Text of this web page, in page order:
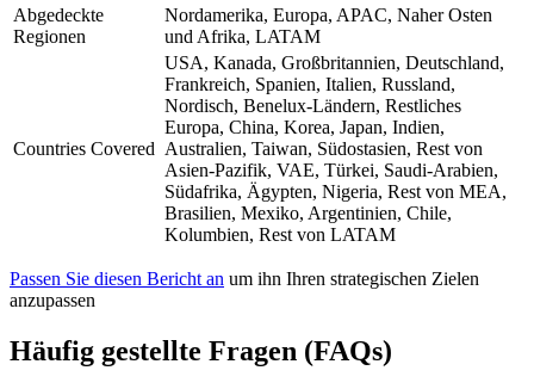
Abgedeckte
Regionen
Nordamerika, Europa, APAC, Naher Osten
und Afrika, LATAM
Countries Covered
USA, Kanada, Großbritannien, Deutschland,
Frankreich, Spanien, Italien, Russland,
Nordisch, Benelux-Ländern, Restliches
Europa, China, Korea, Japan, Indien,
Australien, Taiwan, Südostasien, Rest von
Asien-Pazifik, VAE, Türkei, Saudi-Arabien,
Südafrika, Ägypten, Nigeria, Rest von MEA,
Brasilien, Mexiko, Argentinien, Chile,
Kolumbien, Rest von LATAM
Passen Sie diesen Bericht an um ihn Ihren strategischen Zielen
anzupassen
Häufig gestellte Fragen (FAQs)